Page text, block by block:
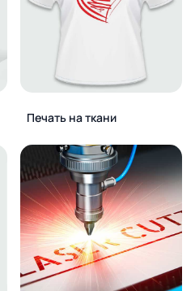
Печать на ткани